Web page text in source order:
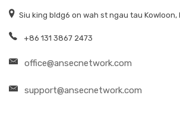
Siu king bldg6 on wah st ngau tau Kowloon,
+86 131 3867 2473
office@ansecnetwork.com
support@ansecnetwork.com